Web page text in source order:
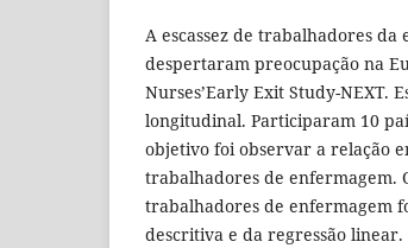
A escassez de trabalhadores
despertaram preocupação na
Nurses’Early Exit Study-
longitudinal. Participaram 10
objetivo foi observar a relação
trabalhadores de enfermagem.
trabalhadores de enfermagem
descritiva e da regressão linear.